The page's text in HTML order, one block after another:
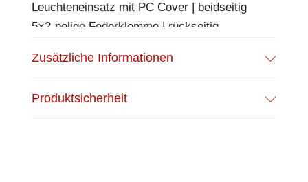
Leuchteneinsatz mit PC Cover | beidseitig
5×2-polige Federklemme | rückseitig
Gummitülle | inkl. Federstahl-
Notstrom-Akkumodul (116049) oder fertig
Zusätzliche Informationen
Produktsicherheit